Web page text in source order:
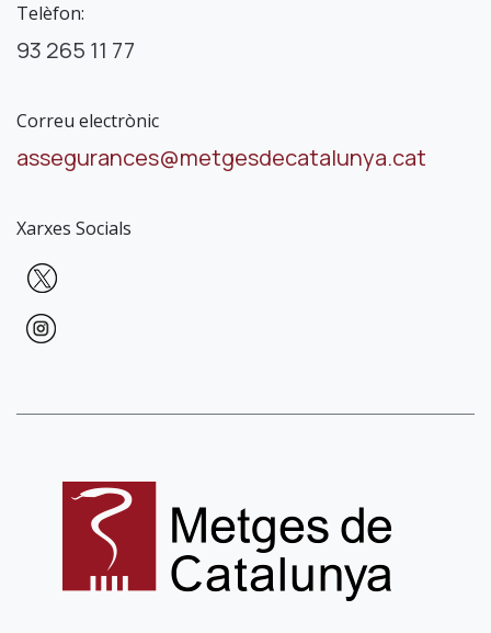
Telèfon:
93 265 11 77
Correu electrònic
assegurances@metgesdecatalunya.cat
Xarxes Socials